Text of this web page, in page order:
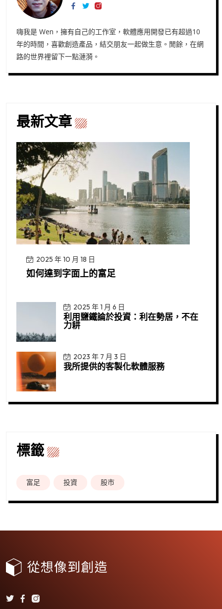
嗨我是 Wen，擁有自己的工作室，軟體應用開發已有超過10
年的時間，喜歡創造產品，結交朋友一起做生意。閒餘，在網
路的世界裡留下一點漣漪。
最新文章
2025 年 10 月 18 日
如何達到字面上的富足
2025 年 1 月 6 日
利用鹽鐵論於投資：利在勢居，不在
力耕
2023 年 7 月 3 日
我所提供的客製化軟體服務
標籤
富足 投資 股市